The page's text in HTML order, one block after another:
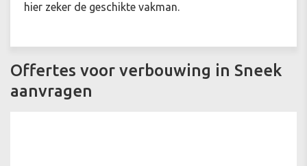
hier zeker de geschikte vakman.
Offertes voor verbouwing in Sneek
aanvragen